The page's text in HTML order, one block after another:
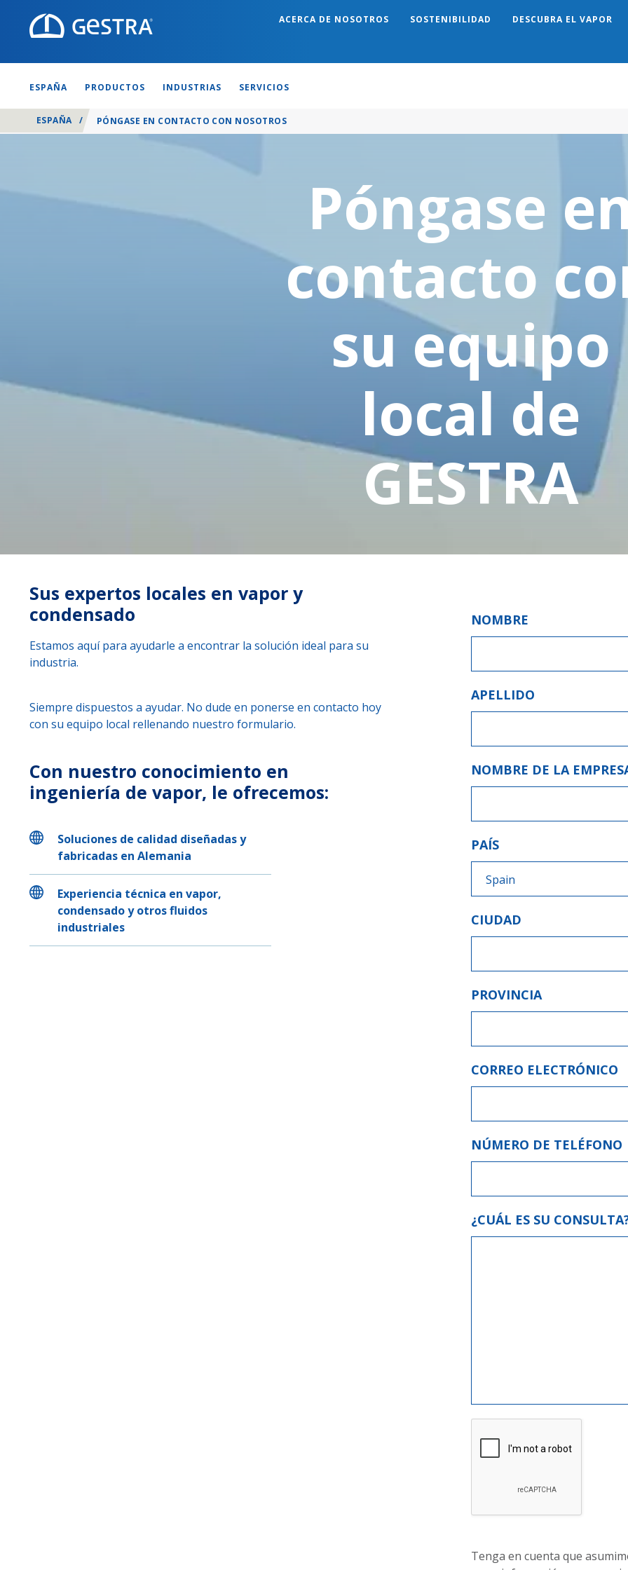
ACERCA DE NOSOTROS SOSTENIBILIDAD DESCUBRA EL VAPOR
Search
ESPAÑA PRODUCTOS INDUSTRIAS SERVICIOS
ESPAÑA / PÓNGASE EN CONTACTO CON NOSOTROS
Póngase
contacto
su equipo
local de
GESTRA
Sus expertos locales en vapor y
condensado
Estamos aquí para ayudarle a encontrar la solución ideal para su
industria.
Siempre dispuestos a ayudar. No dude en ponerse en contacto hoy
con su equipo local rellenando nuestro formulario.
Con nuestro conocimiento en
ingeniería de vapor, le ofrecemos:
Soluciones de calidad diseñadas y
fabricadas en Alemania
Experiencia técnica en vapor,
condensado y otros fluidos
industriales
NOMBRE
APELLIDO
NOMBRE DE LA
PAÍS
Spain
CIUDAD
PROVINCIA
CORREO ELECTRÓNICO
NÚMERO DE TELÉFONO
¿CUÁL ES SU
Tenga en cuenta que